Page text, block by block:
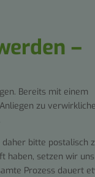
–
Bereits mit einem
zu
bitte postalisch
haben, setzen wir
Prozess dauert